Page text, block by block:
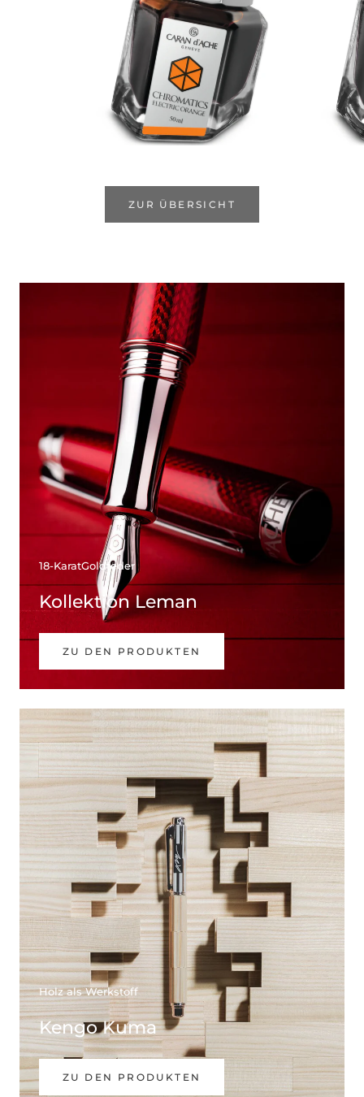
ZUR ÜBERSICHT
18-KaratGoldfeder
Kollektion Leman
ZU DEN PRODUKTEN
Holz als Werkstoff
Kengo Kuma
ZU DEN PRODUKTEN